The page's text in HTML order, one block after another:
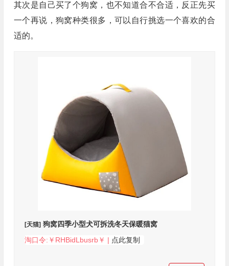
其次是自己买了个狗窝，也不知道合不合适，反正先买
一个再说，狗窝种类很多，可以自行挑选一个喜欢的合
适的。
[天猫]狗窝四季小型犬可拆洗冬天保暖猫窝
淘口令:￥RHBidLbusrb￥ | 点此复制